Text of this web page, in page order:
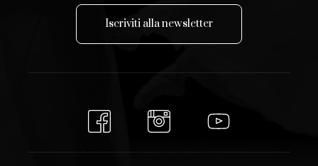
Iscriviti allanewsletter